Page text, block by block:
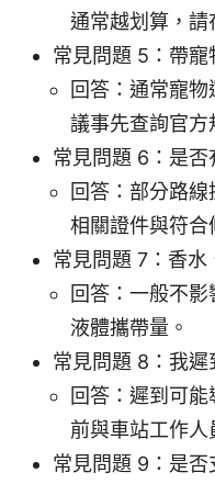
通常越划算，請
常見問題 5：帶寵
回答：通常寵
議事先查詢官方
常見問題 6：是否
回答：部分路
相關證件與符合
常見問題 7：香水
回答：一般不
液體攜帶量。
常見問題 8：我遲
回答：遲到可
前與車站工作人
常見問題 9：是否